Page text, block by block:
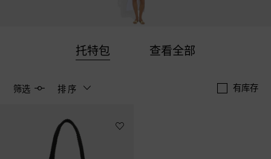
托特包 查看全部
筛选 排序 有库存